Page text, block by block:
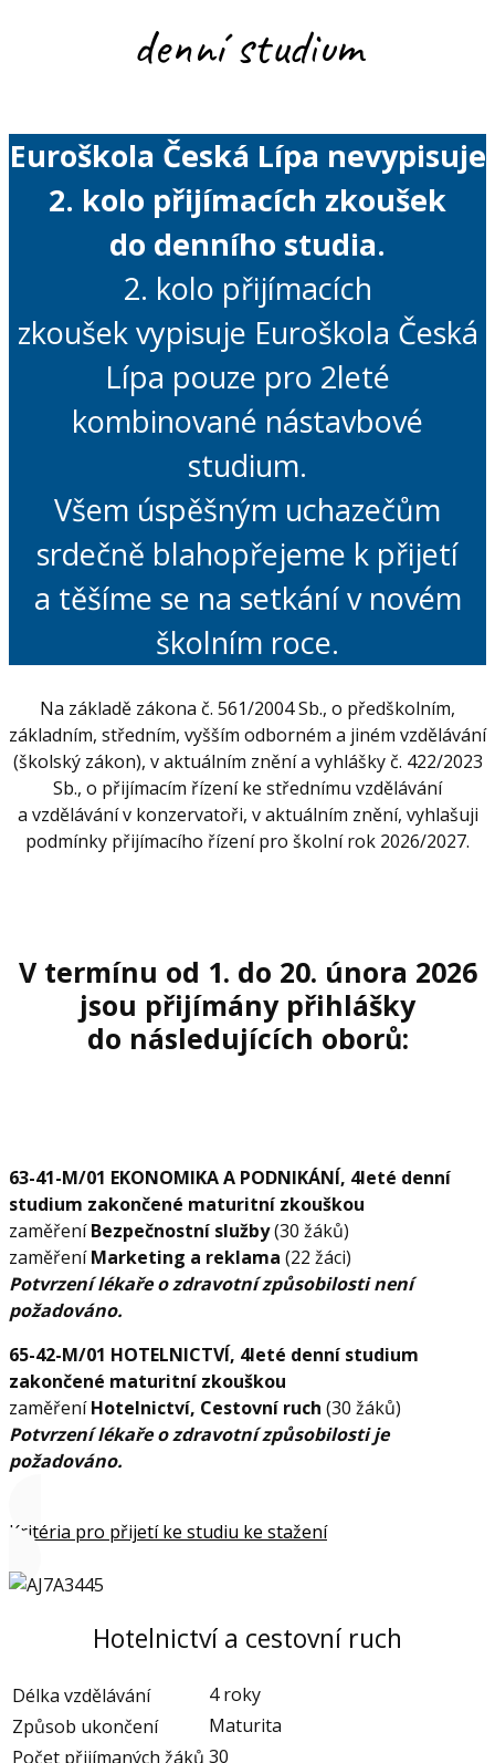
denní studium
Euroškola Česká Lípa nevypisuje
2. kolo přijímacích zkoušek
do denního studia.
2. kolo přijímacích
zkoušek vypisuje Euroškola Česká
Lípa pouze pro 2leté
kombinované nástavbové
studium.
Všem úspěšným uchazečům
srdečně blahopřejeme k přijetí
a těšíme se na setkání v novém
školním roce.
Na základě zákona č. 561/2004 Sb., o předškolním,
základním, středním, vyšším odborném a jiném vzdělávání
(školský zákon), v aktuálním znění a vyhlášky č. 422/2023
Sb., o přijímacím řízení ke střednímu vzdělávání
a vzdělávání v konzervatoři, v aktuálním znění, vyhlašuji
podmínky přijímacího řízení pro školní rok 2026/2027.
V termínu od 1. do 20. února 2026
jsou přijímány přihlášky
do následujících oborů:
63-41-M/01 EKONOMIKA A PODNIKÁNÍ, 4leté denní
studium zakončené maturitní zkouškou
zaměřeníBezpečnostní služby(30 žáků)
zaměřeníMarketing a reklama (22 žáci)
Potvrzení lékaře o zdravotní způsobilosti není
požadováno.
65-42-M/01 HOTELNICTVÍ, 4leté denní studium
zakončené maturitní zkouškou
zaměřeníHotelnictví, Cestovní ruch (30 žáků)
Potvrzení lékaře o zdravotní způsobilosti je
požadováno.
Kritéria pro přijetí ke studiu ke stažení
Hotelnictví a cestovní ruch
Délka vzdělávání
4 roky
Způsob ukončení
Maturita
Počet přijímaných žáků 30